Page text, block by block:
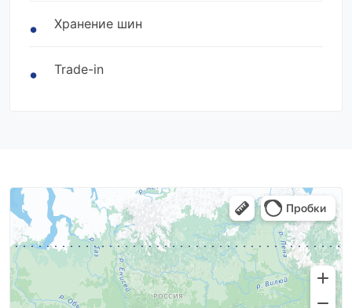
Хранение шин
Trade-in